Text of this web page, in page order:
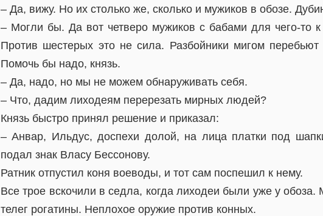
– Да, вижу. Но их столько же, сколько и мужиков в обозе.
– Могли бы. Да вот четверо мужиков с бабами для чего-то
Против шестерых это не сила. Разбойники мигом перебьют
Помочь бы надо, князь.
– Да, надо, но мы не можем обнаруживать себя.
– Что, дадим лиходеям перерезать мирных людей?
Князь быстро принял решение и приказал:
– Анвар, Ильдус, доспехи долой, на лица платки под
подал знак Власу Бессонову.
Ратник отпустил коня воеводы, и тот сам поспешил к нему.
Все трое вскочили в седла, когда лиходеи были уже у
телег рогатины. Неплохое оружие против конных.